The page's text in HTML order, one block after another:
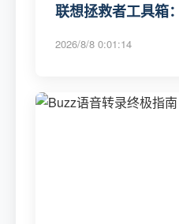
联想拯救者工具箱
2026/8/8 0:01:14